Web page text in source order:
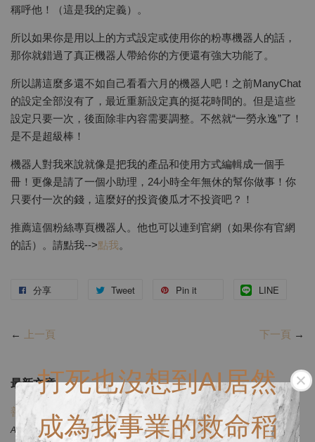
打死也沒想到AI居然
成為我事業的救命稻
稱呼他！（這是我的定義）。
所以如果你是用以上的方式設定或使用你的粉專機器人的話，
那你就錯過了真正機器人帶給你的方便還有強大功能了。
所以講這麼多還不如自己看看六月的機器人吧！之前ManyChat
的設定全部沒有了，最近重新設定真的挺花時間的。但是這些
設定只要一次，後面除非內容需要調整。不然就“一勞永逸”了！
是不是超級棒！
機器人對我來說就像是把我的產品和使用方式編輯成一個手
冊！更像是請了一個小助理，24小時全年無休的幫你做事！你
只要付一次的錢，這麼好的投資傻瓜才不投資吧？！
推薦這個粉絲專頁機器人。他也可以連到官網（如果你有官網
的話）。請點我-->點我。
分享 Tweet Pin it LINE
← 上一頁 下一頁 →
最新文章
善麗加能 | 全域流量獲利導航儀
Apr 19, 26